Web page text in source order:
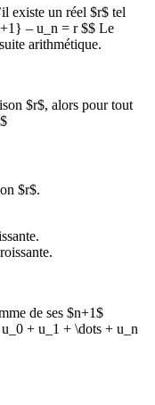
existe un réel $r$ tel
– u_n = r $$ Le
arithmétique.
$r$, alors pour tout
$r$.
de ses $n+1$
+ u_1 + \dots + u_n